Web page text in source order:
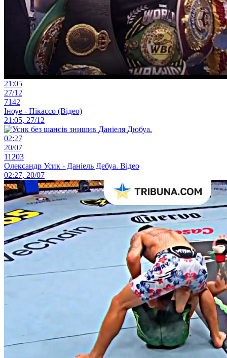
21:05
27/12
7142
Іноуе - Пікассо (Відео)
21:05, 27/12
02:27
20/07
11203
Олександр Усик - Даніель Дебуа. Відео
02:27, 20/07